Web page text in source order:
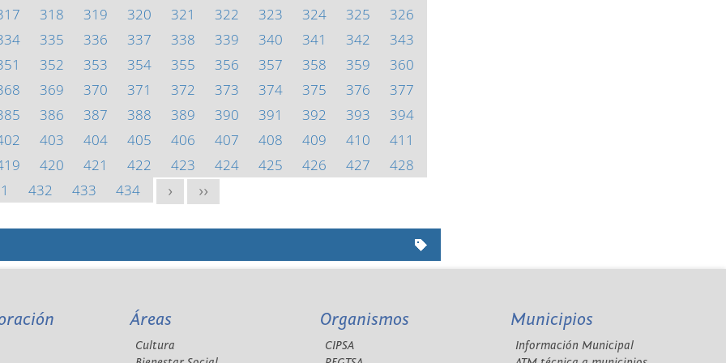
318 319 320 321 322 323 324 325
326
335 336 337 338 339 340 341 342
343
352 353 354 355 356 357 358 359
360
369 370 371 372 373 374 375 376
377
386 387 388 389 390 391 392 393
394
403 404 405 406 407 408 409 410
411
420 421 422 423 424 425 426 427
428
432 433 434 > >>
Áreas
Cultura
Organismos
CIPSA
Municipios
Información Municipal